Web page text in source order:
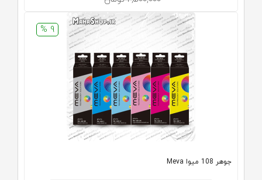
9 %
جوهر 108 میوا Meva